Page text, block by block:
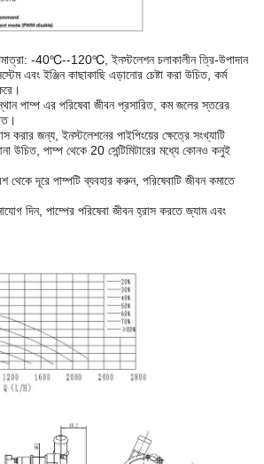
-40℃--120℃, ইনস্টলেশন চলাকালীন ত্রি-উপাদান
এবং ইঞ্জিন কাছাকাছি এড়ানোর চেষ্টা করা উচিত, কর্ম
পাম্প এর পরিষেবা জীবন প্রসারিত, কম জলের স্তরের
করার জন্য, ইনস্টলেশনের পাইপিংয়ের ক্ষেত্রে সংখ্যাটি
উচিত, পাম্প থেকে 20 সেন্টিমিটারের মধ্যে কোনও কনুই
থেকে দূরে পাম্পটি ব্যবহার করুন, পরিষেবাটি জীবন কমাতে
দিন, পাম্পের পরিষেবা জীবন হ্রাস করতে জ্যাম এবং